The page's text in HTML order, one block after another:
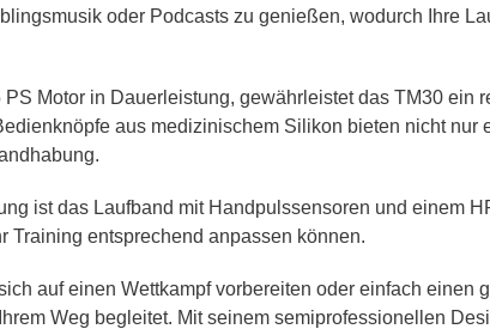
oder Podcasts zu genießen, wodurch Ihre
Motor in Dauerleistung, gewährleistet das TM30
aus medizinischem Silikon bieten nicht
ist das Laufband mit Handpulssensoren und einem
Training entsprechend anpassen können.
auf einen Wettkampf vorbereiten oder einfach
Weg begleitet. Mit seinem semiprofessionellen